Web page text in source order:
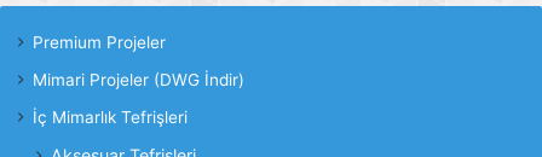
Premium Projeler
Mimari Projeler (DWG İndir)
İç Mimarlık Tefrişleri